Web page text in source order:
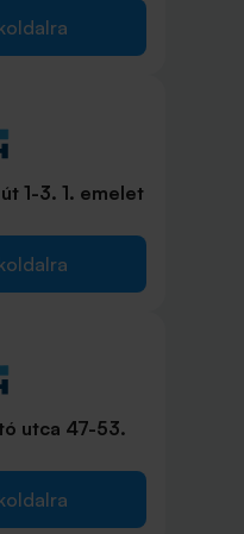
1-3. 1. emelet
utca 47-53.